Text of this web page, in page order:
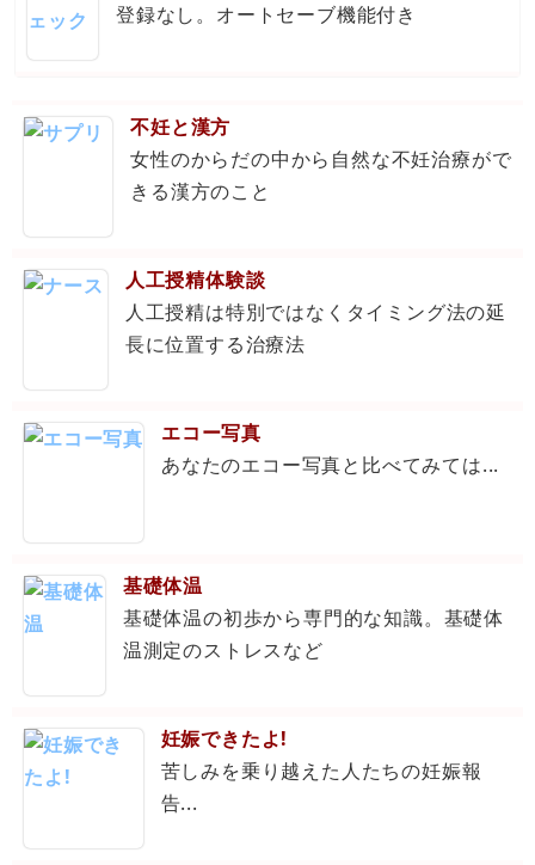
登録なし。オートセーブ機能付き
不妊と漢方
女性のからだの中から自然な不妊治療がで
きる漢方のこと
人工授精体験談
人工授精は特別ではなくタイミング法の延
長に位置する治療法
エコー写真
あなたのエコー写真と比べてみては...
基礎体温
基礎体温の初歩から専門的な知識。基礎体
温測定のストレスなど
妊娠できたよ!
苦しみを乗り越えた人たちの妊娠報
告...